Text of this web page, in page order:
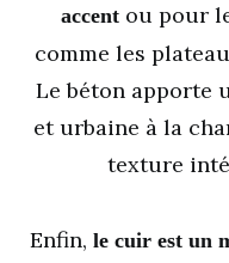
accent ou pour
comme les
Le béton apporte
et urbaine à la
texture
Enfin, le cuir est un